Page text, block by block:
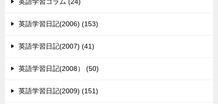
英語学習コラム (24)
英語学習日記(2006) (153)
英語学習日記(2007) (41)
英語学習日記(2008） (50)
英語学習日記(2009) (151)